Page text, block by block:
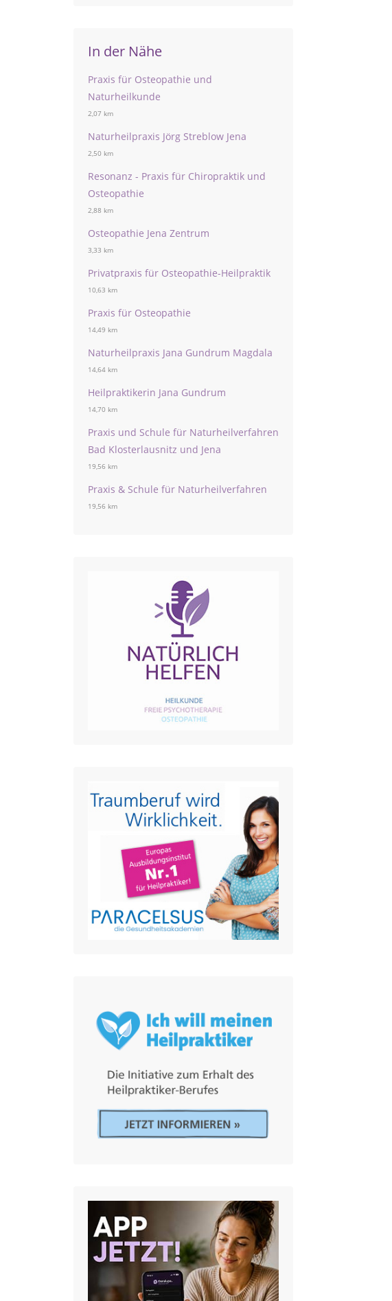
In der Nähe
Praxis für Osteopathie und
Naturheilkunde
2,07 km
Naturheilpraxis Jörg Streblow Jena
2,50 km
Resonanz - Praxis für Chiropraktik und
Osteopathie
2,88 km
Osteopathie Jena Zentrum
3,33 km
Privatpraxis für Osteopathie-Heilpraktik
10,63 km
Praxis für Osteopathie
14,49 km
Naturheilpraxis Jana Gundrum Magdala
14,64 km
Heilpraktikerin Jana Gundrum
14,70 km
Praxis und Schule für Naturheilverfahren
Bad Klosterlausnitz und Jena
19,56 km
Praxis & Schule für Naturheilverfahren
19,56 km